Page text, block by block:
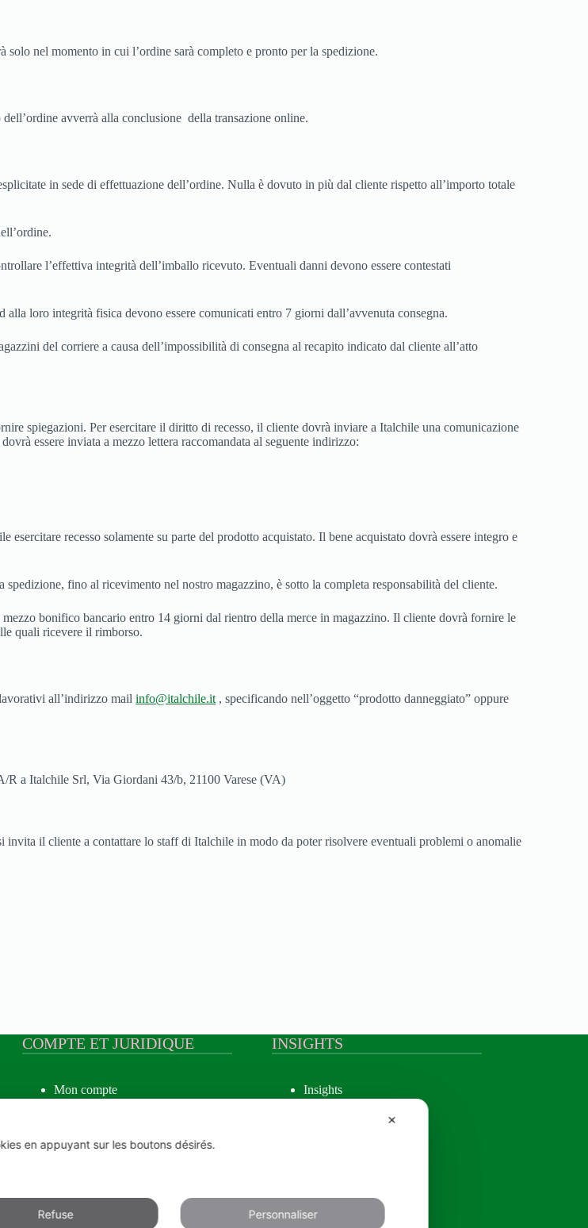
nel momento in cui l’ordine sarà completo e pronto per la spedizione.
avverrà alla conclusione della transazione online.
in sede di effettuazione dell’ordine. Nulla è dovuto in più dal cliente rispetto all’importo totale
l’effettiva integrità dell’imballo ricevuto. Eventuali danni devono essere contestati
loro integrità fisica devono essere comunicati entro 7 giorni dall’avvenuta consegna.
del corriere a causa dell’impossibilità di consegna al recapito indicato dal cliente all’atto
spiegazioni. Per esercitare il diritto di recesso, il cliente dovrà inviare a Italchile una comunicazione
essere inviata a mezzo lettera raccomandata al seguente indirizzo:
recesso solamente su parte del prodotto acquistato. Il bene acquistato dovrà essere integro e
fino al ricevimento nel nostro magazzino, è sotto la completa responsabilità del cliente.
bonifico bancario entro 14 giorni dal rientro della merce in magazzino. Il cliente dovrà fornire le
quali ricevere il rimborso.
all’indirizzo mailinfo@italchile.it , specificando nell’oggetto “prodotto danneggiato” oppure
R a Italchile Srl, Via Giordani 43/b, 21100 Varese (VA)
invita il cliente a contattare lo staff di Italchile in modo da poter risolvere eventuali problemi o anomalie
COMPTE ET JURIDIQUE
Mon compte
Conditions générales de vente
INSIGHTS
Insights
✕
en appuyant sur les boutons désirés.
Refuse Personnaliser